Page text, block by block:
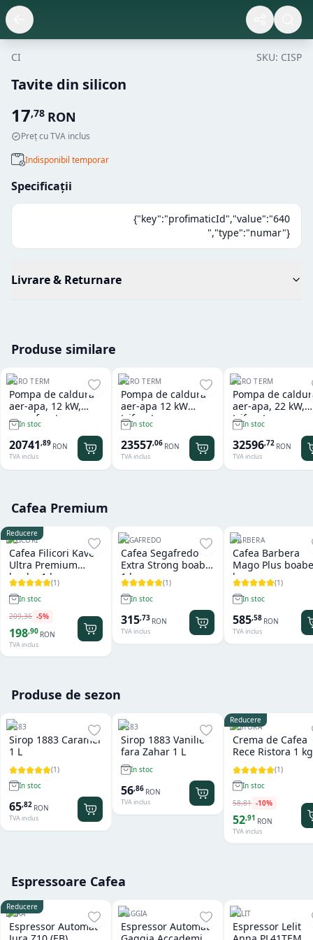
CI SKU: CISP
Tavite din silicon
17,78 RON
Preț cu TVA inclus
Indisponibil temporar
Specificații
{"key":"profimaticId","value":"640
","type":"numar"}
Livrare & Returnare
Produse similare
AERO TERM
Pompa de caldura
aer-apa, 12 kW,
monofazata
In stoc
20741,89 RON
TVA inclus
AERO TERM
Pompa de caldura
aer-apa 12 kW
trifazata
In stoc
23557,06 RON
TVA inclus
AERO TERM
Pompa de
aer-apa, 22 kW,
trifazata
In stoc
32596,72 RON
TVA inclus
Cafea Premium
Reducere
FILICORI
Cafea Filicori Kave
Ultra Premium
boabe 1 kg
(1)
In stoc
209,36 -5%
198,90 RON
TVA inclus
SEGAFREDO
Cafea Segafredo
Extra Strong boabe
1 kg
(1)
In stoc
315,73 RON
TVA inclus
BARBERA
Cafea Barbera
Mago Plus
kg
(1)
In stoc
585,58 RON
TVA inclus
Produse de sezon
1883
Sirop 1883 Caramel
1 L
(1)
In stoc
65,82 RON
TVA inclus
1883
Sirop 1883 Vanilie
fara Zahar 1 L
In stoc
56,86 RON
TVA inclus
Reducere
RISTORA
Crema de Cafea
Rece Ristora 1 kg
(1)
In stoc
58,81 -10%
52,91 RON
TVA inclus
Espressoare Cafea
Reducere
JURA
Espressor Automat
GAGGIA
Espressor Automat
LELIT
Espressor Lelit